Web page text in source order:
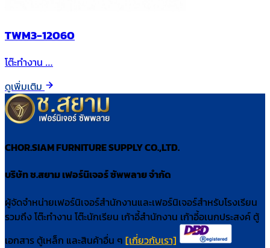
TWM3-12060
โต๊ะทำงาน …
ดูเพิ่มเติม
CHOR.SIAM FURNITURE SUPPLY CO.,LTD.
บริษัท ช.สยาม เฟอร์นิเจอร์ ซัพพลาย จำกัด
ผู้จัดจำหน่ายเฟอร์นิเจอร์สำนักงานและเฟอร์นิเจอร์สำหรับโรงเรียน
รวมถึง โต๊ะทำงาน โต๊ะนักเรียน เก้าอี้สำนักงาน เก้าอี้อเนกประสงค์ ตู้
เอกสาร ตู้เหล็ก และสินค้าอื่น ๆ [เกี่ยวกับเรา]